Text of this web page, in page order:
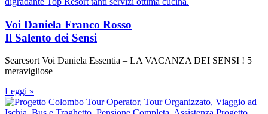
Voi Daniela Franco Rosso
Il Salento dei Sensi
Searesort Voi Daniela Essentia – LA VACANZA DEI SENSI ! 5
meravigliose
Leggi »